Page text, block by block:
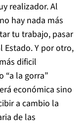
realizador. Al
hay nada más
tu trabajo, pasar
Estado. Y por otro,
dificil
“a la gorra”
económica sino
a cambio la
de las